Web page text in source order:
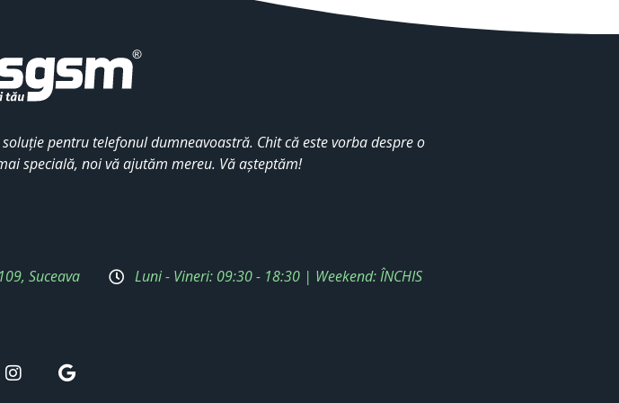
pentru telefonul dumneavoastră. Chit că este vorba despre o
specială, noi vă ajutăm mereu. Vă așteptăm!
Suceava Luni - Vineri: 09:30 - 18:30 | Weekend: ÎNCHIS